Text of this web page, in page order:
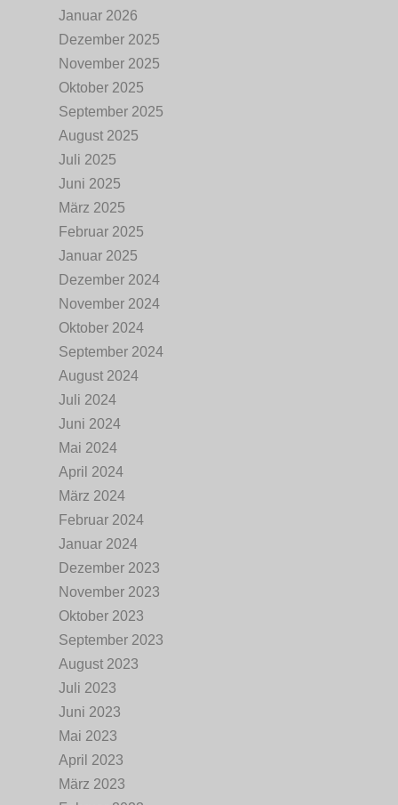
Januar 2026
Dezember 2025
November 2025
Oktober 2025
September 2025
August 2025
Juli 2025
Juni 2025
März 2025
Februar 2025
Januar 2025
Dezember 2024
November 2024
Oktober 2024
September 2024
August 2024
Juli 2024
Juni 2024
Mai 2024
April 2024
März 2024
Februar 2024
Januar 2024
Dezember 2023
November 2023
Oktober 2023
September 2023
August 2023
Juli 2023
Juni 2023
Mai 2023
April 2023
März 2023